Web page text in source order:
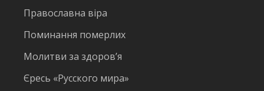
Православна віра
Поминання померлих
Молитви за здоров’я
Єресь «Русского мира»